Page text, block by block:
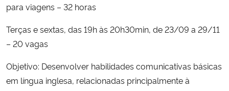
para viagens – 32 horas
Terças e sextas, das 19h às 20h30min, de 23/09 a 29/11
– 20 vagas
Objetivo: Desenvolver habilidades comunicativas básicas
em língua inglesa, relacionadas principalmente à